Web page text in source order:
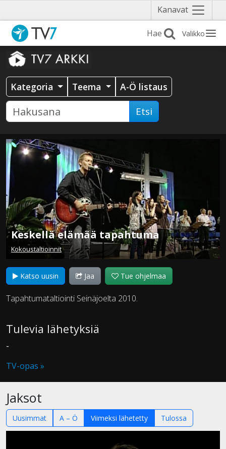
Kanavat Näytä
valikko
Valikko
Kategoria Teema A-Ö listaus
Etsi
Keskellä elämää tapahtuma
Kokoustaltioinnit
Katso uusin Jaa Tue ohjelmaa
Tapahtumataltiointi Seinäjoelta 2010.
Tulevia lähetyksiä
-
TV-opas »
Jaksot
Uusimmat A – Ö Viimeksi lähetetty Tulossa